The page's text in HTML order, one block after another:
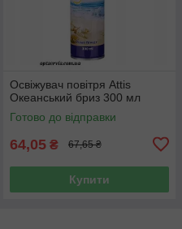
Освіжувач повітря Attis
Океанський бриз 300 мл
Готово до відправки
64,05 ₴ 67,65 ₴
Купити